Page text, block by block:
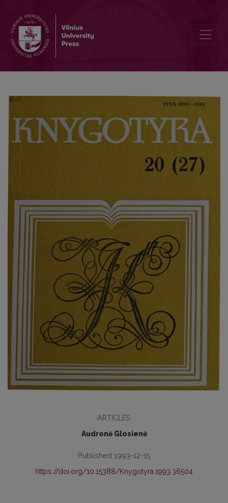
ARTICLES
Audronė Glosienė
Published 1993-12-15
https://doi.org/10.15388/Knygotyra.1993.36504